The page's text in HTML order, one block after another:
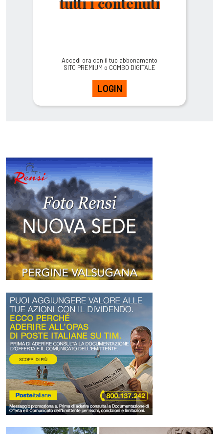
Accedi ora con il tuo abbonamento
SITO PREMIUM o COMBO DIGITALE
LOGIN